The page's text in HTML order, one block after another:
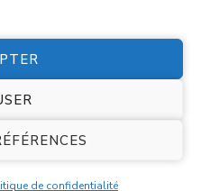
de confidentialité
- Médecine Chinoise